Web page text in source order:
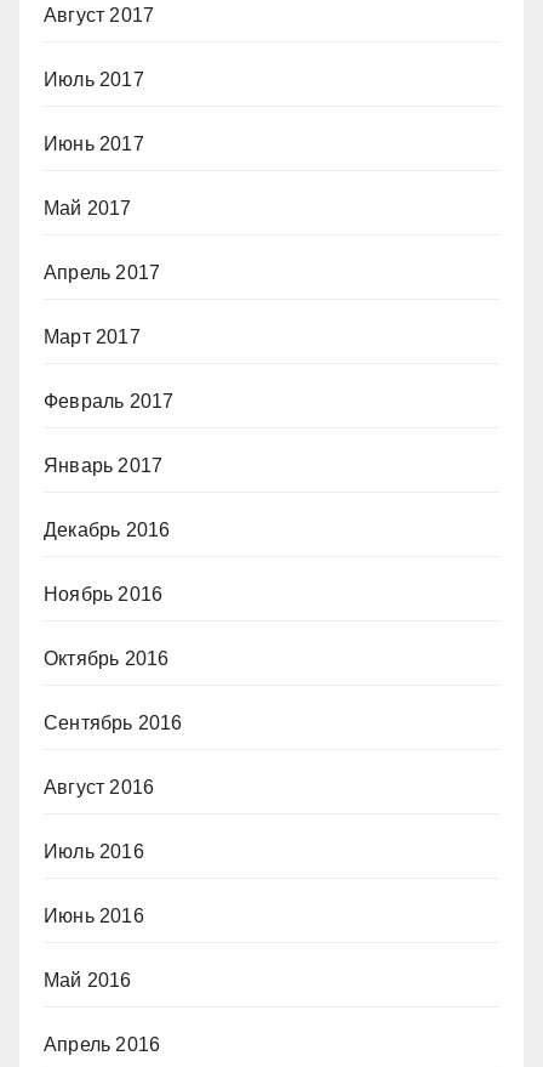
Август 2017
Июль 2017
Июнь 2017
Май 2017
Апрель 2017
Март 2017
Февраль 2017
Январь 2017
Декабрь 2016
Ноябрь 2016
Октябрь 2016
Сентябрь 2016
Август 2016
Июль 2016
Июнь 2016
Май 2016
Апрель 2016